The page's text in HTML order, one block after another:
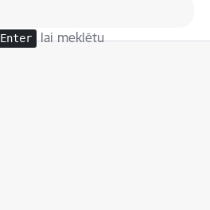
Enter lai meklētu